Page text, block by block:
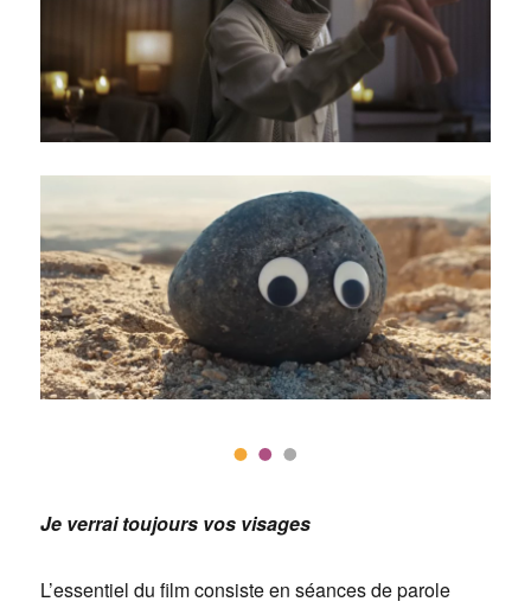
Je verrai toujours vos visages
L’essentiel du film consiste en séances de parole